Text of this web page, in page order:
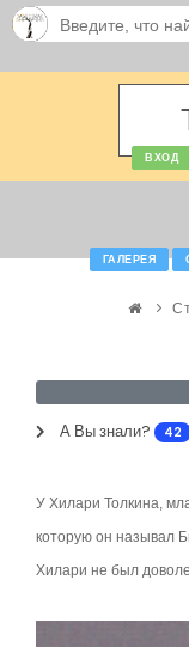
ВХОД
ГАЛЕРЕЯ
А Вы знали?
42
У Хилари Толкина,
которую он называл
Хилари не был